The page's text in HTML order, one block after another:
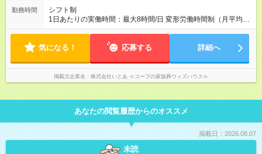
勤務時間
シフト制
1日あたりの実働時間：最大8時間/日 変形労働時間制（月平均実
働173.8時間） ～勤務例～ 9：00～18：00など ※担当のお通
なることもあります。 ＜残業は月20h以下＞ 完全分業制を導入
す。
気になる！ 応募する 詳細へ
掲載元企業名 株式会社いとあ ≪コープの家族葬ウィズハウス≫
あなたの閲覧履歴からのオススメ
掲載日：2026.08.07
未読